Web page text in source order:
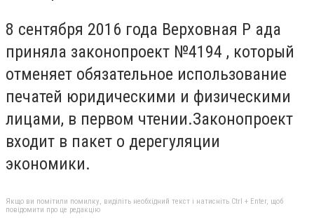
8 сентября 2016 года Верховная Р ада
приняла законопроект №4194 , который
отменяет обязательное использование
печатей юридическими и физическими
лицами, в первом чтении.Законопроект
входит в пакет о дерегуляции
экономики.
Якщо ви помітили помилку, виділіть необхідний текст і натисніть Ctrl + Enter, щоб
повідомити про це редакцію